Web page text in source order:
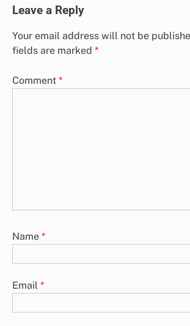
Leave a Reply
Your email address will not be
fields are marked *
Comment *
Name *
Email *